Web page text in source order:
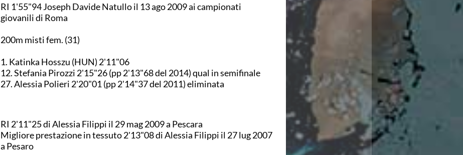
RI 1'55"94 Joseph Davide Natullo il 13 ago 2009 ai campionati
giovanili di Roma
200m misti fem. (31)
1. Katinka Hosszu (HUN) 2'11"06
12. Stefania Pirozzi 2'15"26 (pp 2'13"68 del 2014) qual in semifinale
27. Alessia Polieri 2'20"01 (pp 2'14"37 del 2011) eliminata
RI 2'11"25 di Alessia Filippi il 29 mag 2009 a Pescara
Migliore prestazione in tessuto 2'13"08 di Alessia Filippi il 27 lug 2007
a Pesaro